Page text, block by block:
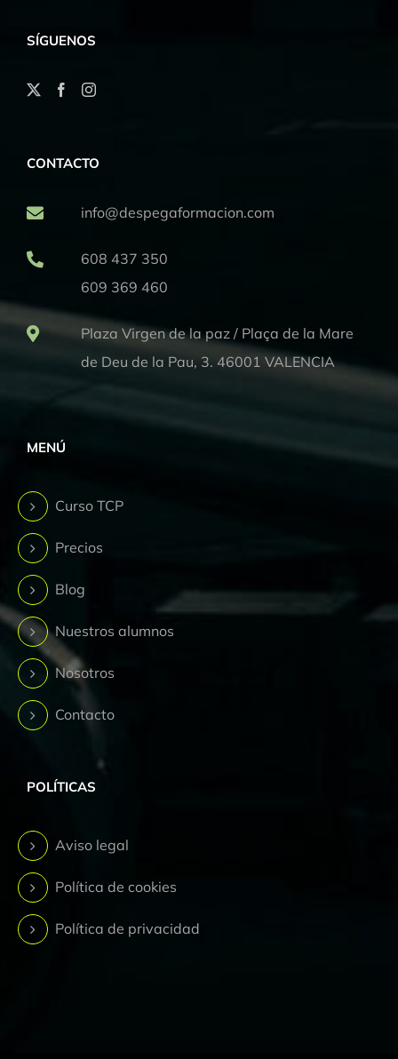
SÍGUENOS
CONTACTO
info@despegaformacion.com
608 437 350
609 369 460
Plaza Virgen de la paz / Plaça de la Mare
de Deu de la Pau, 3. 46001 VALENCIA
MENÚ
Curso TCP
Precios
Blog
Nuestros alumnos
Nosotros
Contacto
POLÍTICAS
Aviso legal
Política de cookies
Política de privacidad